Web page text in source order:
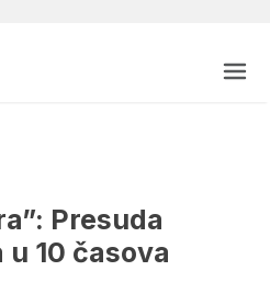
Presuda
10 časova